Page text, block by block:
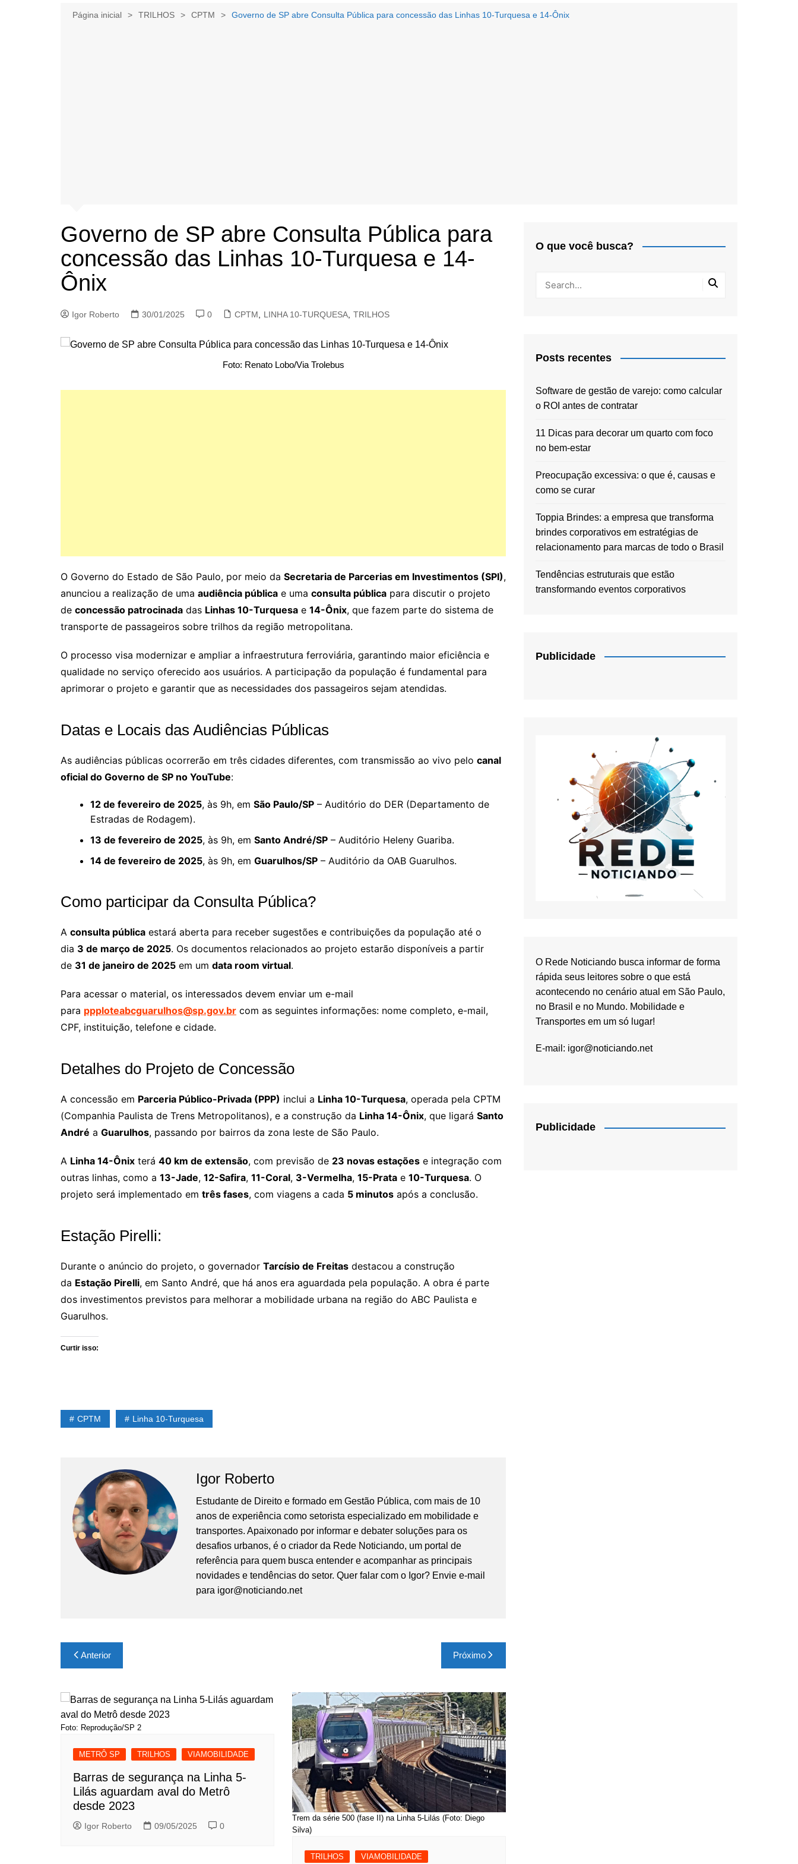
Página inicial TRILHOS CPTM Governo de SP abre Consulta Pública para concessão das Linhas 10-Turquesa e 14-Ônix
Governo de SP abre Consulta Pública para
concessão das Linhas 10-Turquesa e 14-
Ônix
Igor Roberto 30/01/2025 0 CPTM LINHA 10-TURQUESA TRILHOS
Foto: Renato Lobo/Via Trolebus
O Governo do Estado de São Paulo, por meio da Secretaria de Parcerias em Investimentos (SPI),
anunciou a realização de uma audiência pública e uma consulta pública para discutir o projeto
de concessão patrocinada das Linhas 10-Turquesa e 14-Ônix, que fazem parte do sistema de
transporte de passageiros sobre trilhos da região metropolitana.
O processo visa modernizar e ampliar a infraestrutura ferroviária, garantindo maior eficiência e
qualidade no serviço oferecido aos usuários. A participação da população é fundamental para
aprimorar o projeto e garantir que as necessidades dos passageiros sejam atendidas.
Datas e Locais das Audiências Públicas
As audiências públicas ocorrerão em três cidades diferentes, com transmissão ao vivo pelo canal
oficial do Governo de SP no YouTube:
12 de fevereiro de 2025, às 9h, em São Paulo/SP – Auditório do DER (Departamento de
Estradas de Rodagem).
13 de fevereiro de 2025, às 9h, em Santo André/SP – Auditório Heleny Guariba.
14 de fevereiro de 2025, às 9h, em Guarulhos/SP – Auditório da OAB Guarulhos.
Como participar da Consulta Pública?
A consulta pública estará aberta para receber sugestões e contribuições da população até o
dia 3 de março de 2025. Os documentos relacionados ao projeto estarão disponíveis a partir
de 31 de janeiro de 2025 em um data room virtual.
Para acessar o material, os interessados devem enviar um e-mail
para ppploteabcguarulhos@sp.gov.br com as seguintes informações: nome completo, e-mail,
CPF, instituição, telefone e cidade.
Detalhes do Projeto de Concessão
A concessão em Parceria Público-Privada (PPP) inclui a Linha 10-Turquesa, operada pela CPTM
(Companhia Paulista de Trens Metropolitanos), e a construção da Linha 14-Ônix, que ligará Santo
André a Guarulhos, passando por bairros da zona leste de São Paulo.
A Linha 14-Ônix terá 40 km de extensão, com previsão de 23 novas estações e integração com
outras linhas, como a 13-Jade, 12-Safira, 11-Coral, 3-Vermelha, 15-Prata e 10-Turquesa. O
projeto será implementado em três fases, com viagens a cada 5 minutos após a conclusão.
Estação Pirelli:
Durante o anúncio do projeto, o governador Tarcísio de Freitas destacou a construção
da Estação Pirelli, em Santo André, que há anos era aguardada pela população. A obra é parte
dos investimentos previstos para melhorar a mobilidade urbana na região do ABC Paulista e
Guarulhos.
Curtir isso:
CPTM Linha 10-Turquesa
Igor Roberto
Estudante de Direito e formado em Gestão Pública, com mais de 10
anos de experiência como setorista especializado em mobilidade e
transportes. Apaixonado por informar e debater soluções para os
desafios urbanos, é o criador da Rede Noticiando, um portal de
referência para quem busca entender e acompanhar as principais
novidades e tendências do setor. Quer falar com o Igor? Envie e-mail
para igor@noticiando.net
Navegação
de
Post
Anterior Próximo
Foto: Reprodução/SP 2
METRÔ SP TRILHOS VIAMOBILIDADE
Barras de segurança na Linha 5-
Lilás aguardam aval do Metrô
desde 2023
Igor Roberto 09/05/2025 0
Trem da série 500 (fase II) na Linha 5-Lilás (Foto: Diego
Silva)
TRILHOS VIAMOBILIDADE
O que você busca?
Posts recentes
Software de gestão de varejo: como calcular
o ROI antes de contratar
11 Dicas para decorar um quarto com foco
no bem-estar
Preocupação excessiva: o que é, causas e
como se curar
Toppia Brindes: a empresa que transforma
brindes corporativos em estratégias de
relacionamento para marcas de todo o Brasil
Tendências estruturais que estão
transformando eventos corporativos
Publicidade
O Rede Noticiando busca informar de forma
rápida seus leitores sobre o que está
acontecendo no cenário atual em São Paulo,
no Brasil e no Mundo. Mobilidade e
Transportes em um só lugar!
E-mail: igor@noticiando.net
Publicidade